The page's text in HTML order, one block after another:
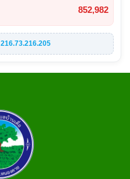
852,982
216.73.216.205